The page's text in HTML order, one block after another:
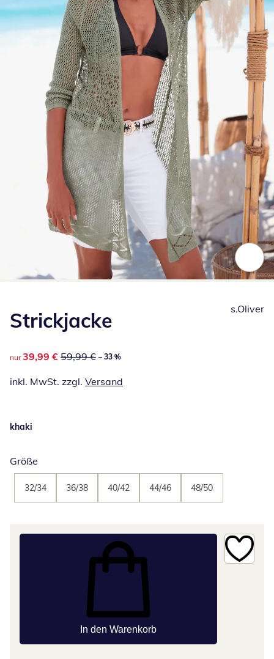
Strickjacke
reduzierter Preis 39,99 €, vorheriger Preis: 59,99 €
nur 39,99 € 59,99 € – 33 %
inkl. MwSt. zzgl. Versand
s.Oliver
khaki
Größe
32/34 36/38 40/42 44/46 48/50
In den Warenkorb